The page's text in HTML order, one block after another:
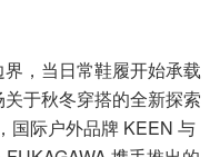
，当日常鞋履开始承载
关于秋冬穿搭的全新探索
国际户外品牌 KEEN 与